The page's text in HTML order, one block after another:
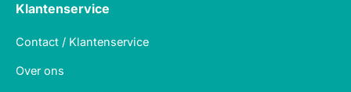
Klantenservice
Contact / Klantenservice
Over ons